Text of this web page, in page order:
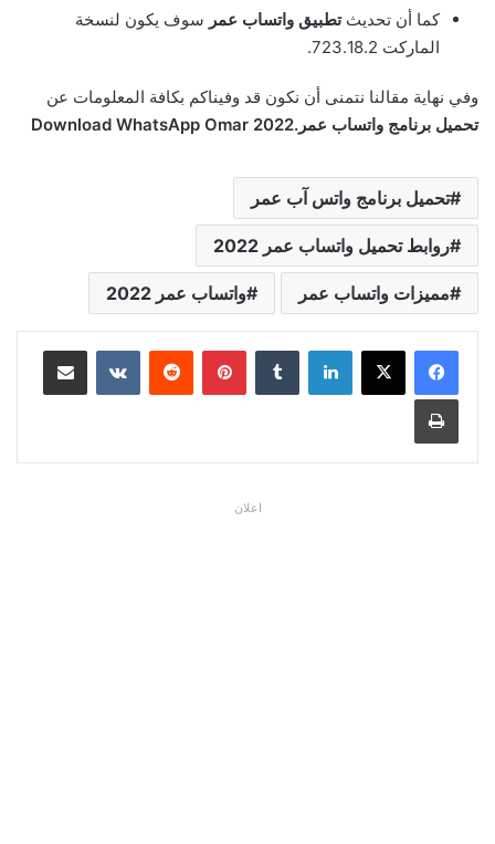
كما أن تحديثتطبيق واتساب عمر سوف يكون لنسخة
الماركت 723.18.2.
وفي نهاية مقالنا نتمنى أن نكون قد وفيناكم بكافة المعلومات عن
تحميل برنامج واتساب عمر.Download WhatsApp Omar 2022
تحميل برنامج واتس آب عمر
روابط تحميل واتساب عمر 2022
مميزات واتساب عمر واتساب عمر 2022
لينكدإن بينتيريست مشاركة عبر البريد
طباعة
اعلان